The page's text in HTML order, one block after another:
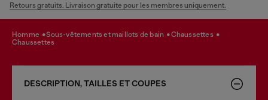
Retours gratuits. Livraison gratuite pour les membres uniquement.
homme sous-vêtements et maillots de bain
chaussettes
chaussettes
DESCRIPTION, TAILLES ET COUPES